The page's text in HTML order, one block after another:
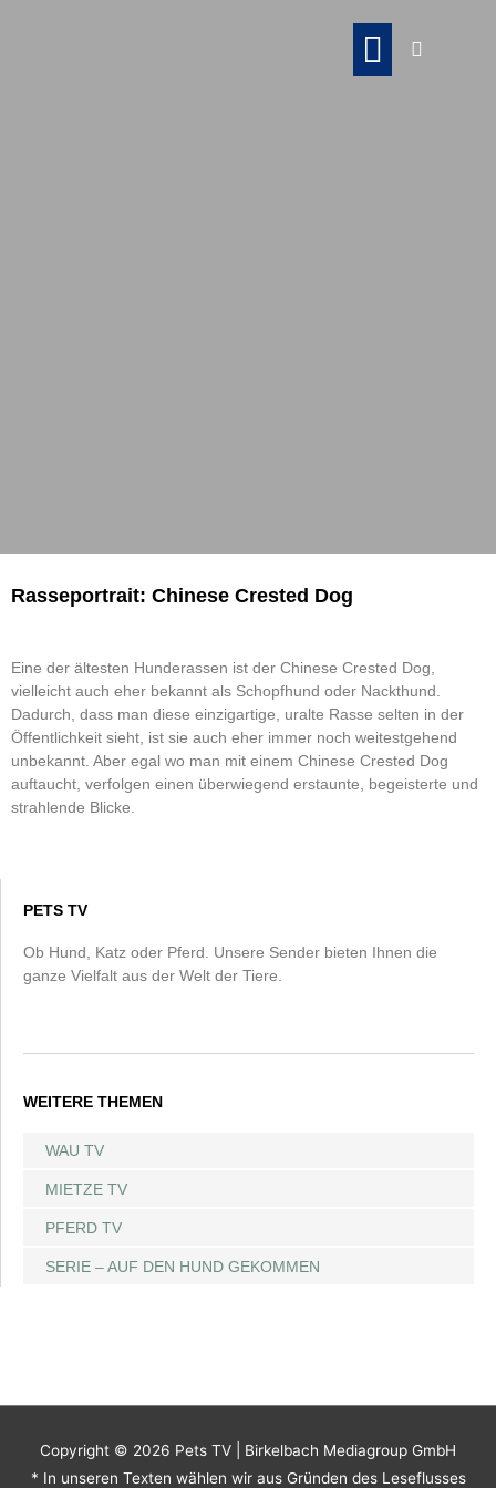
Rasseportrait: Chinese Crested Dog
Eine der ältesten Hunderassen ist der Chinese Crested Dog,
vielleicht auch eher bekannt als Schopfhund oder Nackthund.
Dadurch, dass man diese einzigartige, uralte Rasse selten in der
Öffentlichkeit sieht, ist sie auch eher immer noch weitestgehend
unbekannt. Aber egal wo man mit einem Chinese Crested Dog
auftaucht, verfolgen einen überwiegend erstaunte, begeisterte und
strahlende Blicke.
PETS TV
Ob Hund, Katz oder Pferd. Unsere Sender bieten Ihnen die
ganze Vielfalt aus der Welt der Tiere.
WEITERE THEMEN
WAU TV
MIETZE TV
PFERD TV
SERIE – AUF DEN HUND GEKOMMEN
Copyright © 2026 Pets TV | Birkelbach Mediagroup GmbH
* In unseren Texten wählen wir aus Gründen des Leseflusses